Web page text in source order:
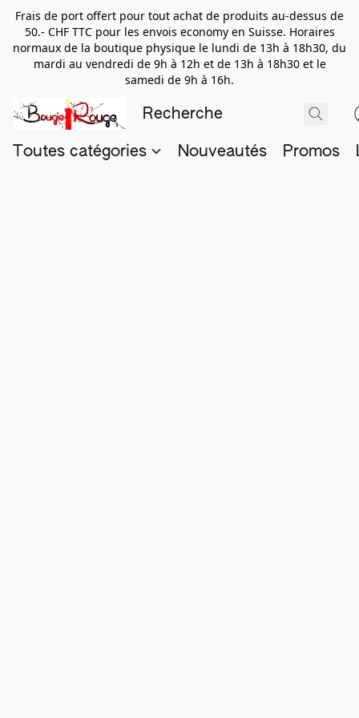
Frais de port offert pour tout achat de produits au-dessus de
50.- CHF TTC pour les envois economy en Suisse. Horaires
normaux de la boutique physique le lundi de 13h à 18h30, du
mardi au vendredi de 9h à 12h et de 13h à 18h30 et le
samedi de 9h à 16h.
Toutes catégories Nouveautés Promos